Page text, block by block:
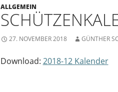
ALLGEMEIN
27. NOVEMBER 2018 GÜNTHER
Download: 2018-12 Kalender